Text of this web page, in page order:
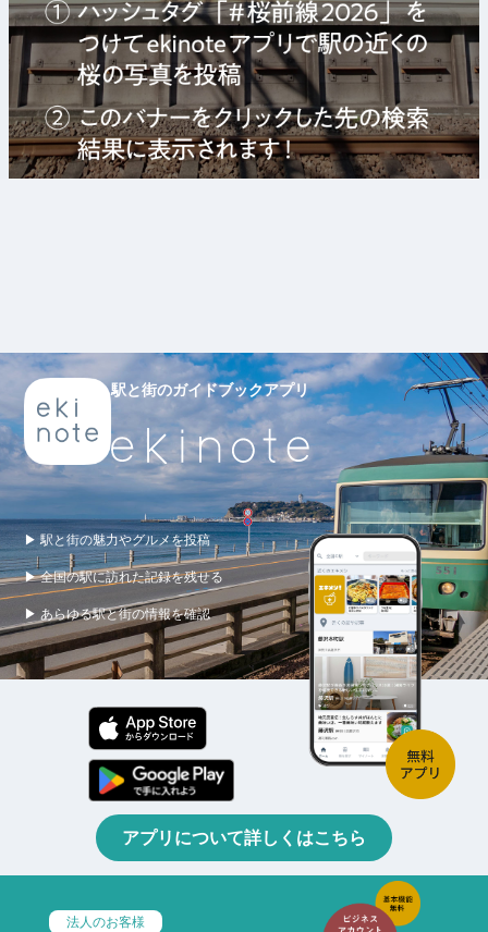
駅と街のガイドブックアプリ
▶ 駅と街の魅力やグルメを投稿
▶ 全国の駅に訪れた記録を残せる
▶ あらゆる駅と街の情報を確認
アプリについて詳しくはこちら
法人のお客様